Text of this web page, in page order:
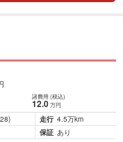
諸費用 (税込)
12.0 万円
走行 4.5万km
保証 あり